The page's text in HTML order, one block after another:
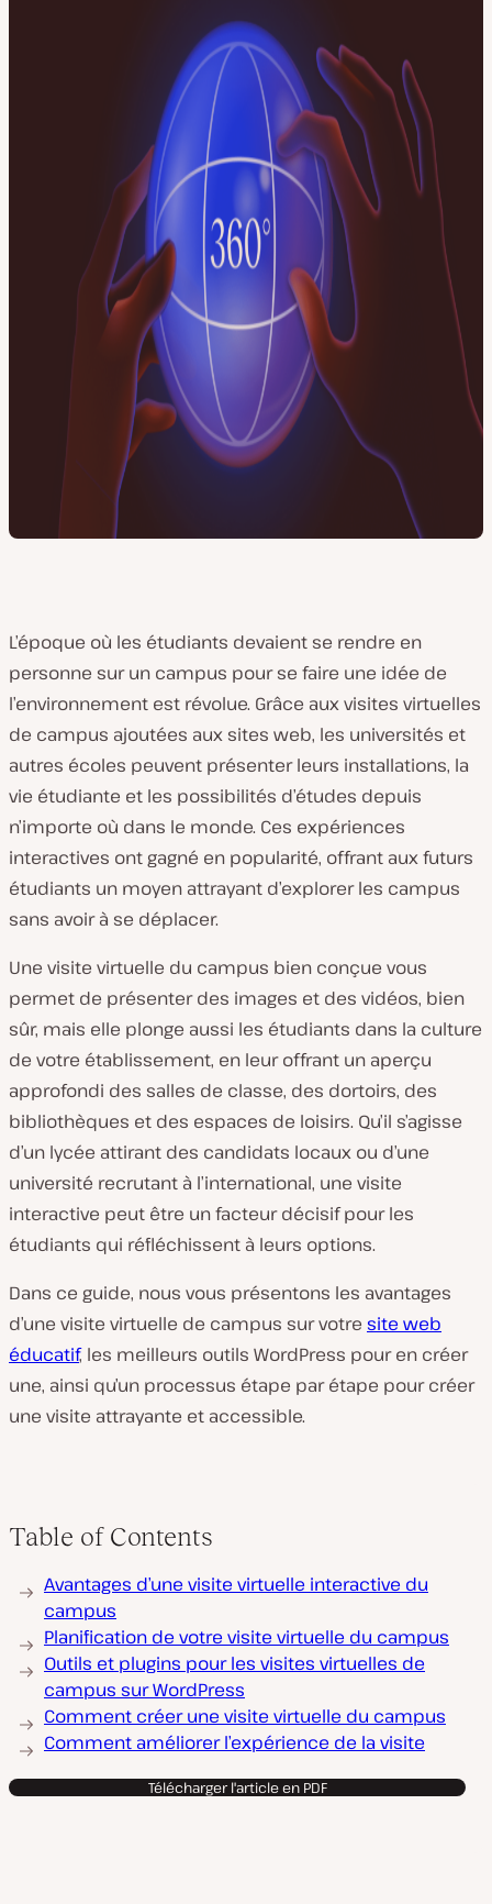
L’époque où les étudiants devaient se rendre en
personne sur un campus pour se faire une idée de
l’environnement est révolue. Grâce aux visites virtuelles
de campus ajoutées aux sites web, les universités et
autres écoles peuvent présenter leurs installations, la
vie étudiante et les possibilités d’études depuis
n’importe où dans le monde. Ces expériences
interactives ont gagné en popularité, offrant aux futurs
étudiants un moyen attrayant d’explorer les campus
sans avoir à se déplacer.
Une visite virtuelle du campus bien conçue vous
permet de présenter des images et des vidéos, bien
sûr, mais elle plonge aussi les étudiants dans la culture
de votre établissement, en leur offrant un aperçu
approfondi des salles de classe, des dortoirs, des
bibliothèques et des espaces de loisirs. Qu’il s’agisse
d’un lycée attirant des candidats locaux ou d’une
université recrutant à l’international, une visite
interactive peut être un facteur décisif pour les
étudiants qui réfléchissent à leurs options.
Dans ce guide, nous vous présentons les avantages
d’une visite virtuelle de campus sur votre site web
éducatif, les meilleurs outils WordPress pour en créer
une, ainsi qu’un processus étape par étape pour créer
une visite attrayante et accessible.
Table of Contents
Avantages d’une visite virtuelle interactive du
campus
Planification de votre visite virtuelle du campus
Outils et plugins pour les visites virtuelles de
campus sur WordPress
Comment créer une visite virtuelle du campus
Comment améliorer l’expérience de la visite
Télécharger l'article en PDF